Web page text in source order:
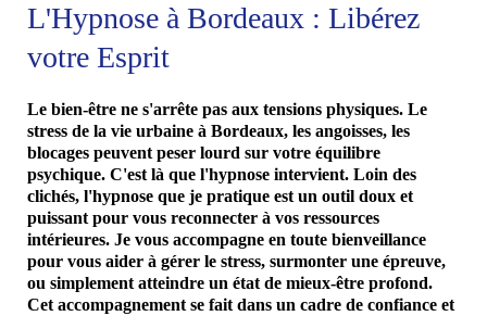
L'Hypnose à Bordeaux : Libérez
votre Esprit
Le bien-être ne s'arrête pas aux tensions physiques. Le
stress de la vie urbaine à Bordeaux, les angoisses, les
blocages peuvent peser lourd sur votre équilibre
psychique. C'est là que l'hypnose intervient. Loin des
clichés, l'hypnose que je pratique est un outil doux et
puissant pour vous reconnecter à vos ressources
intérieures. Je vous accompagne en toute bienveillance
pour vous aider à gérer le stress, surmonter une épreuve,
ou simplement atteindre un état de mieux-être profond.
Cet accompagnement se fait dans un cadre de confiance et